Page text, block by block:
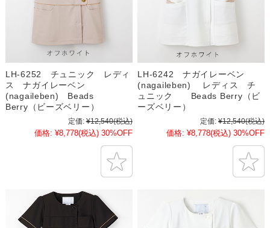
LH-6252 チュニック レディ
ス ナガイレーベン
(nagaileben) Beads
Berry（ビーズベリー）
定価: ¥12,540(税込)
価格: ¥8,778(税込) 30%OFF
LH-6242 ナガイレーベン
(nagaileben) レディス チ
ュニック Beads Berry（ビ
ーズベリー）
定価: ¥12,540(税込)
価格: ¥8,778(税込) 30%OFF